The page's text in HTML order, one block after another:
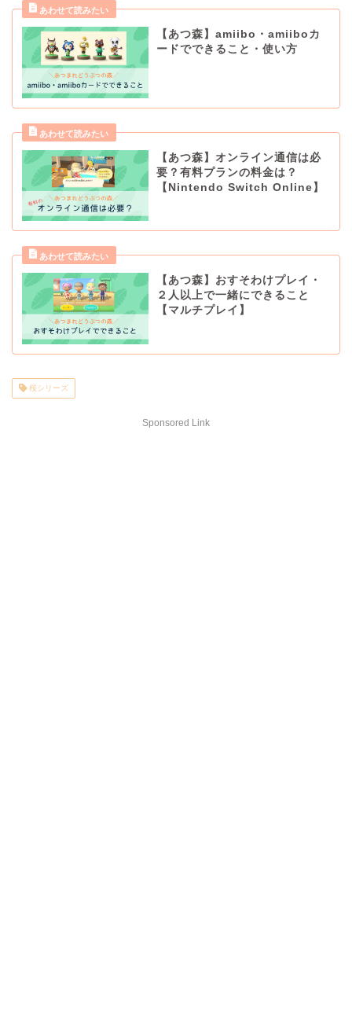
【あつ森】amiibo・amiiboカ
ードでできること・使い方
【あつ森】オンライン通信は必
要？有料プランの料金は？
【Nintendo Switch Online】
【あつ森】おすそわけプレイ・
２人以上で一緒にできること
【マルチプレイ】
桜シリーズ
Sponsored Link